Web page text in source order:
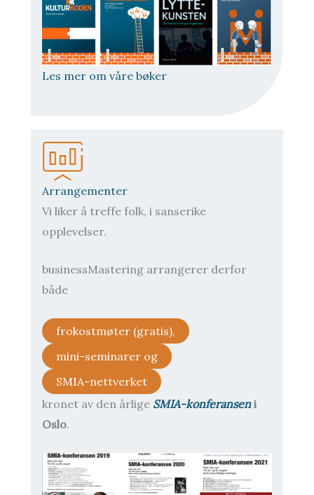
Les mer om våre bøker
Arrangementer
Vi liker å treffe folk, i sanserike
opplevelser.
businessMastering arrangerer derfor
både
frokostmøter (gratis),
mini-seminarer og
SMIA-nettverket
kronet av den årlige SMIA-konferanseni
Oslo.